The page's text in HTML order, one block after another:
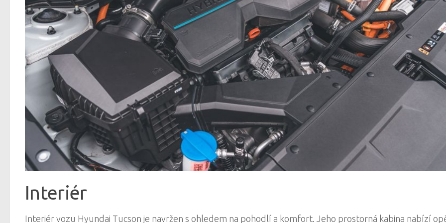
Interiér
Interiér vozu Hyundai Tucson je navržen s ohledem na pohodlí a komfort. Jeho prostorná kabina nabízí